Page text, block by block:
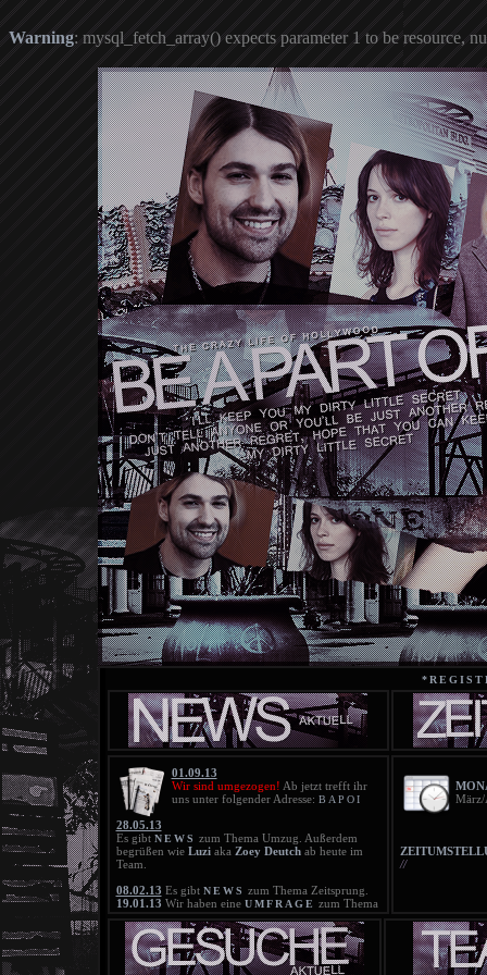
Warning: mysql_fetch_array() expects parameter 1 to be resource,
01.09.13
Wir sind umgezogen! Ab jetzt trefft ihr
uns unter folgender Adresse: BAPOI
28.05.13
Es gibt NEWS zum Thema Umzug. Außerdem
begrüßen wie Luziaka Zoey Deutchab heute im
Team.
08.02.13 Es gibt NEWS zum Thema Zeitsprung.
19.01.13 Wir haben eine UMFRAGE zum Thema
18.01.13Die neueBLACKLISTist online!
21.11.12Die neueBLACKLISTist online!
25.10.12Die Blacklist wurde gelöscht!
20.10.12Die neueBLACKLISTist online!
//